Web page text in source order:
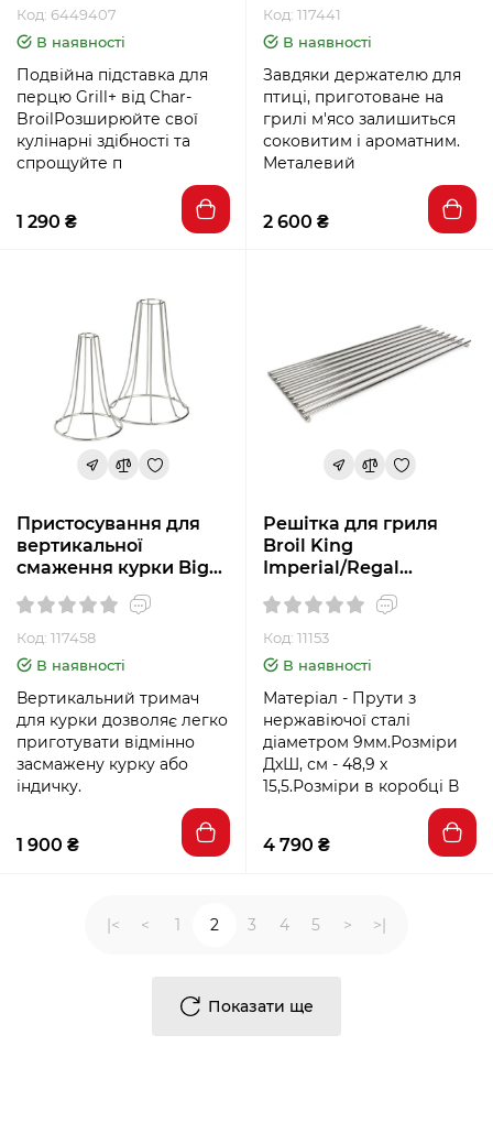
Код: 6449407
В наявності
Подвійна підставка для
перцю Grill+ від Char-
BroilРозширюйте свої
кулінарні здібності та
спрощуйте п
1 290 ₴
Код: 117441
В наявності
Завдяки держателю для
птиці, приготоване на
грилі м'ясо залишиться
соковитим і ароматним.
Металевий
2 600 ₴
Пристосування для
вертикальної
смаження курки Big
Green Egg 117458
Код: 117458
В наявності
Вертикальний тримач
для курки дозволяє легко
приготувати відмінно
засмажену курку або
індичку.
1 900 ₴
Решітка для гриля
Broil King
Imperial/Regal
Код: 11153
В наявності
Матеріал - Прути з
нержавіючої сталі
діаметром 9мм.Розміри
ДхШ, см - 48,9 х
15,5.Розміри в коробці В
4 790 ₴
Показати ще
|< < 1 2 3 4 5 > >|